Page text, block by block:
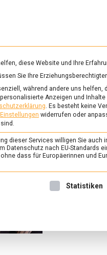
ERNÄHRUNG &
Rotwein
11. April 2025
der Chef in
diese Website und Ihre
Sie Ihre
während andere uns helfen,
Anzeigen und
. Es besteht keine
Einstellungen widerrufen oder
dieser Services willigen Sie auch
Datenschutz nach EU-Standards
dass für Europäerinnen und
kann. Die ersteStatistiken